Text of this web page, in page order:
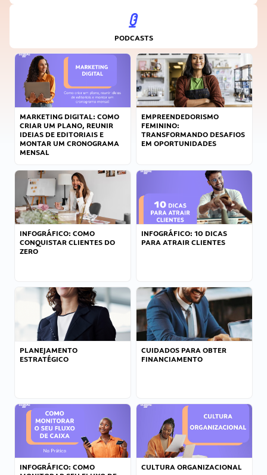
PODCASTS
MARKETING DIGITAL: COMO
CRIAR UM PLANO, REUNIR
IDEIAS DE EDITORIAIS E
MONTAR UM CRONOGRAMA
MENSAL
EMPREENDEDORISMO
FEMININO:
TRANSFORMANDO DESAFIOS
EM OPORTUNIDADES
INFOGRÁFICO: COMO
CONQUISTAR CLIENTES DO
ZERO
INFOGRÁFICO: 10 DICAS
PARA ATRAIR CLIENTES
PLANEJAMENTO
ESTRATÉGICO
CUIDADOS PARA OBTER
FINANCIAMENTO
INFOGRÁFICO: COMO
CULTURA ORGANIZACIONAL